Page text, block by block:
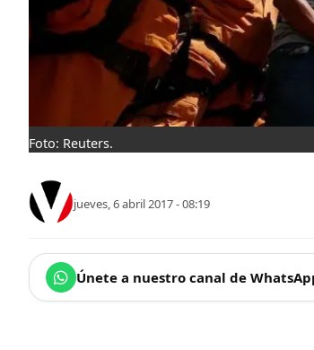
Foto: Reuters.
jueves, 6 abril 2017 - 08:19
Únete a nuestro canal de